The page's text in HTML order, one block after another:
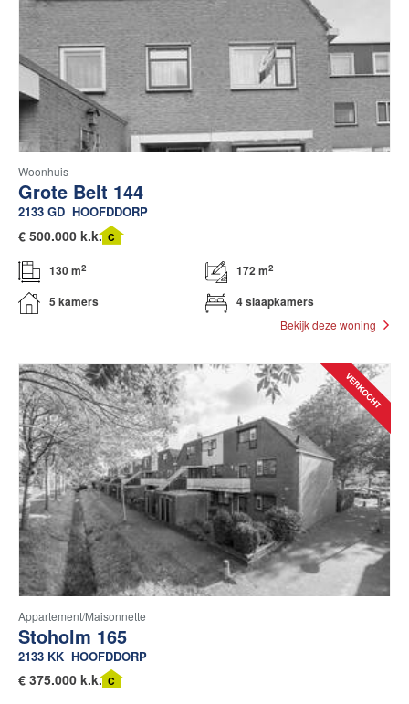
Woonhuis
Grote Belt 144
2133 GD HOOFDDORP
€ 500.000 k.k. C
130 m2 172 m2
5 kamers 4 slaapkamers
Bekijk deze woning
Appartement/maisonnette
Stoholm 165
2133 KK HOOFDDORP
€ 375.000 k.k. C